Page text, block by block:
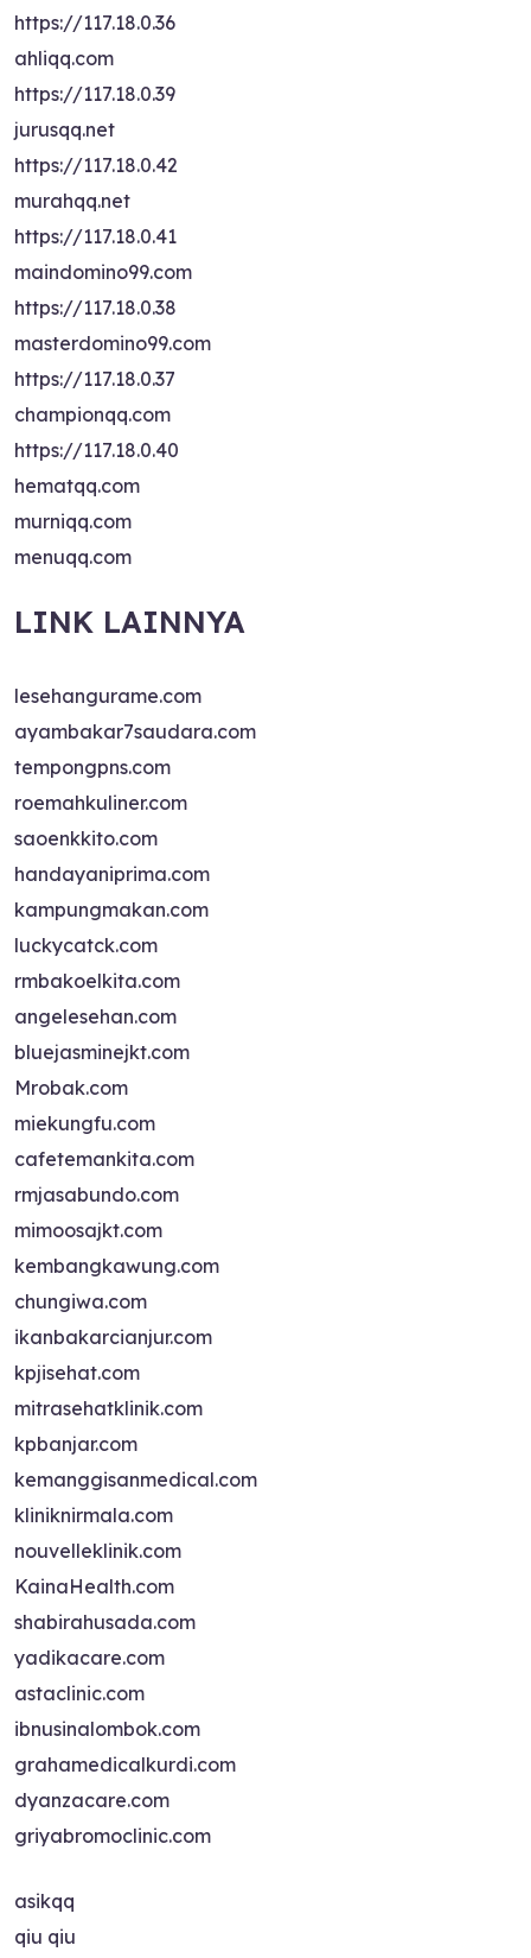
https://117.18.0.36
ahliqq.com
https://117.18.0.39
jurusqq.net
https://117.18.0.42
murahqq.net
https://117.18.0.41
maindomino99.com
https://117.18.0.38
masterdomino99.com
https://117.18.0.37
championqq.com
https://117.18.0.40
hematqq.com
murniqq.com
menuqq.com
LINK LAINNYA
lesehangurame.com
ayambakar7saudara.com
tempongpns.com
roemahkuliner.com
saoenkkito.com
handayaniprima.com
kampungmakan.com
luckycatck.com
rmbakoelkita.com
angelesehan.com
bluejasminejkt.com
Mrobak.com
miekungfu.com
cafetemankita.com
rmjasabundo.com
mimoosajkt.com
kembangkawung.com
chungiwa.com
ikanbakarcianjur.com
kpjisehat.com
mitrasehatklinik.com
kpbanjar.com
kemanggisanmedical.com
kliniknirmala.com
nouvelleklinik.com
KainaHealth.com
shabirahusada.com
yadikacare.com
astaclinic.com
ibnusinalombok.com
grahamedicalkurdi.com
dyanzacare.com
griyabromoclinic.com
asikqq
qiu qiu